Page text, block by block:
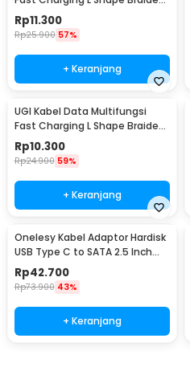
2A 2M USB Type C - W-009
Rp11.300
Rp25.900 57%
+ Keranjang
UGI Kabel Data Multifungsi
Fast Charging L Shape Braided
5V 2A 1M USB Type C - UGI02
Rp10.300
Rp24.900 59%
+ Keranjang
Onelesy Kabel Adaptor Hardisk
USB Type C to SATA 2.5 Inch
Support 5G - ONUSBC
Rp42.700
Rp73.900 43%
+ Keranjang